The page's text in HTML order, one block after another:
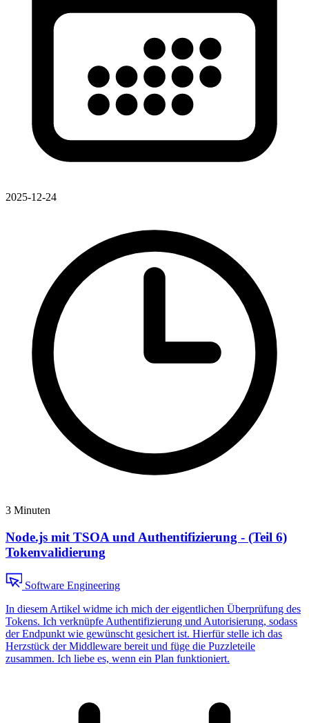
2025-12-24
3 Minuten
Node.js mit TSOA und Authentifizierung - (Teil 6)
Tokenvalidierung
Software Engineering
In diesem Artikel widme ich mich der eigentlichen Überprüfung des
Tokens. Ich verknüpfe Authentifizierung und Autorisierung, sodass
der Endpunkt wie gewünscht gesichert ist. Hierfür stelle ich das
Herzstück der Middleware bereit und füge die Puzzleteile
zusammen. Ich liebe es, wenn ein Plan funktioniert.